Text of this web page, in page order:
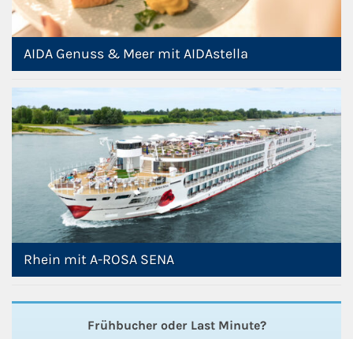
AIDA Genuss & Meer mit AIDAstella
Rhein mit A-ROSA SENA
Frühbucher oder Last Minute?